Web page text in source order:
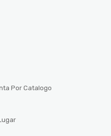
Por Catalogo